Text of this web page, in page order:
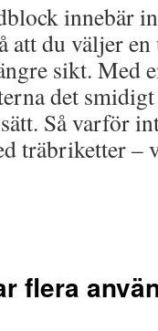
innebär
att du väljer
sikt. Med
det
Så varför
träbriketter –
flera